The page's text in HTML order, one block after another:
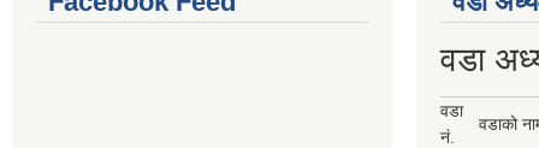
वडा
वडा
नं.
वडाको